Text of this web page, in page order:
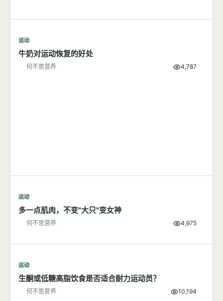
运动
牛奶对运动恢复的好处
何不思营养 4,787
运动
多一点肌肉，不变"大只"变女神
何不思营养 4,975
运动
生酮或低糖高脂饮食是否适合耐力运动员？
何不思营养 10,194